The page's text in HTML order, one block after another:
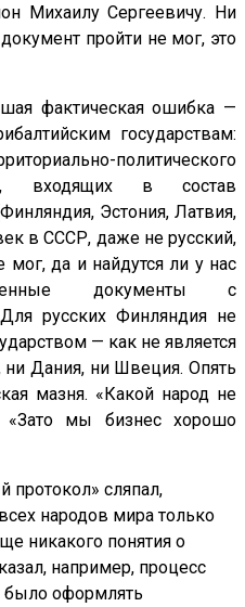
Михаилу Сергеевичу. Ни
пройти не мог, это
фактическая ошибка —
государствам:
политического
входящих в состав
Эстония, Латвия,
в СССР, даже не русский,
мог, да и найдутся ли у нас
документы с
русских Финляндия не
— как не является
Дания, ни Швеция. Опять
мазня. «Какой народ не
«Зато мы бизнес хорошо
протокол» сляпал,
народов мира только
никакого понятия о
например, процесс
было оформлять